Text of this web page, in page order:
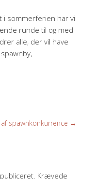
i sommerferien har vi
runde til og med
alle, der vil have
spawnkonkurrence →
Krævede